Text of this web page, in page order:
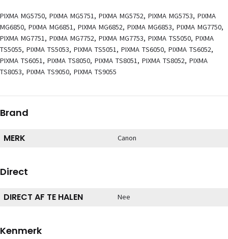
PIXMA MG5750, PIXMA MG5751, PIXMA MG5752, PIXMA MG5753, PIXMA
MG6850, PIXMA MG6851, PIXMA MG6852, PIXMA MG6853, PIXMA MG7750,
PIXMA MG7751, PIXMA MG7752, PIXMA MG7753, PIXMA TS5050, PIXMA
TS5055, PIXMA TS5053, PIXMA TS5051, PIXMA TS6050, PIXMA TS6052,
PIXMA TS6051, PIXMA TS8050, PIXMA TS8051, PIXMA TS8052, PIXMA
TS8053, PIXMA TS9050, PIXMA TS9055
Brand
MERK Canon
Direct
DIRECT AF TE HALEN Nee
Kenmerk